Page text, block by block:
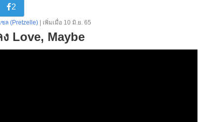
2
ซล (Pretzelle) | เพิ่มเมื่อ 10 มิ.ย. 65
ง Love, Maybe